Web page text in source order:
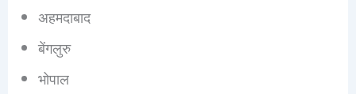
अहमदाबाद
बेंगलुरु
भोपाल